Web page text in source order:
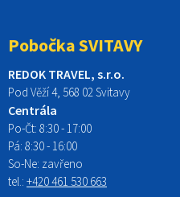
Pobočka SVITAVY
REDOK TRAVEL, s.r.o.
Pod Věží 4, 568 02 Svitavy
Centrála
Po-Čt: 8:30 - 17:00
Pá: 8:30 - 16:00
So-Ne: zavřeno
tel.: +420 461 530 663